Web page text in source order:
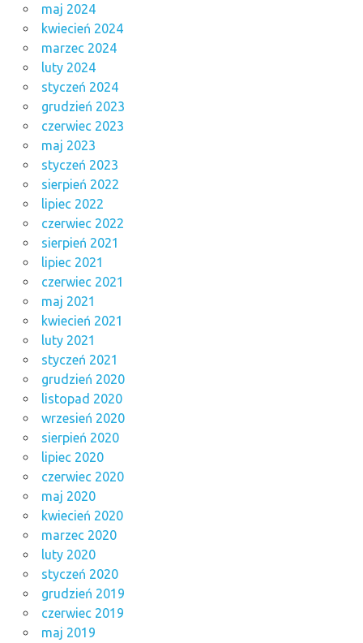
maj 2024
kwiecień 2024
marzec 2024
luty 2024
styczeń 2024
grudzień 2023
czerwiec 2023
maj 2023
styczeń 2023
sierpień 2022
lipiec 2022
czerwiec 2022
sierpień 2021
lipiec 2021
czerwiec 2021
maj 2021
kwiecień 2021
luty 2021
styczeń 2021
grudzień 2020
listopad 2020
wrzesień 2020
sierpień 2020
lipiec 2020
czerwiec 2020
maj 2020
kwiecień 2020
marzec 2020
luty 2020
styczeń 2020
grudzień 2019
czerwiec 2019
maj 2019